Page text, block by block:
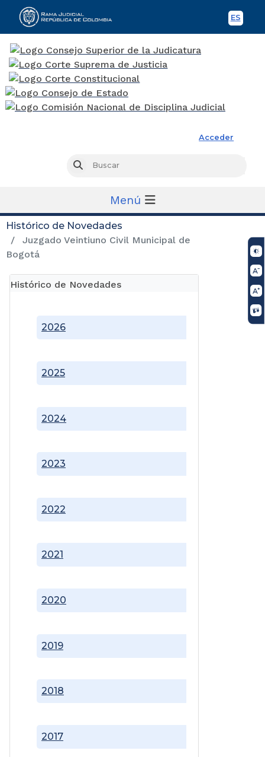
ES
Acceder
Buscar
Menú
Histórico de Novedades
Juzgado Veintiuno Civil Municipal de
Bogotá
Histórico de Novedades
2017
2018
2019
2020
2021
2022
2023
2024
2025
2026